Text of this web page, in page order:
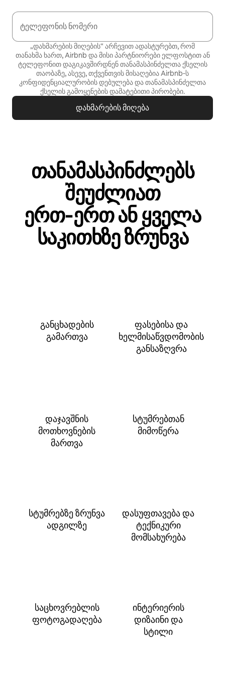
ტელეფონის ნომერი
„დახმარების მიღების“ არჩევით ადასტურებთ, რომ
თანახმა ხართ, Airbnb და მისი პარტნიორები ელფოსტით ან
ტელეფონით დაგიკავშირდნენ თანამასპინძელთა ქსელის
თაობაზე, ასევე, თქვენთვის მისაღებია Airbnb‑ს
კონფიდენციალურობის დებულებადათანამასპინძელთა
ქსელის გამოყენების დამატებითი პირობები.
დახმარების მიღება
თანამასპინძლებს
შეუძლიათ
ერთ‑ერთ ან ყველა
საკითხზე ზრუნვა
განცხადების
გამართვა
ფასებისა და
ხელმისაწვდომობის
განსაზღვრა
დაჯავშნის
მოთხოვნების
მართვა
სტუმრებთან
მიმოწერა
სტუმრებზე ზრუნვა
ადგილზე
დასუფთავება და
ტექნიკური
მომსახურება
საცხოვრებლის
ფოტოგადაღება
ინტერიერის
დიზაინი და
სტილი